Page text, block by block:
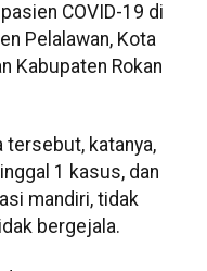
COVID-19 di
Pelalawan, Kota
Kabupaten Rokan
tersebut, katanya,
1 kasus, dan
mandiri, tidak
bergejala.